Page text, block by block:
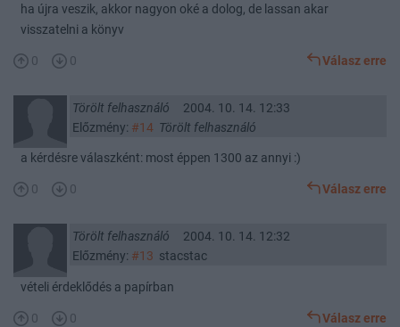
ha újra veszik, akkor nagyon oké a dolog, de lassan akar
visszatelni a könyv
0 0 Válasz erre
Törölt felhasználó
2004. 10. 14. 12:33
Előzmény: #14 Törölt felhasználó
a kérdésre válaszként: most éppen 1300 az annyi :)
0 0 Válasz erre
Törölt felhasználó
2004. 10. 14. 12:32
Előzmény: #13 stacstac
vételi érdeklődés a papírban
0 0 Válasz erre